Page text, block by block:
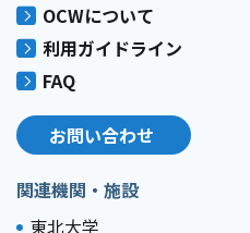
OCWについて
利用ガイドライン
FAQ
お問い合わせ
関連機関・施設
東北大学